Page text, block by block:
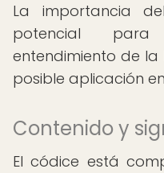
La importancia
potencial para
entendimiento de
posible aplicación
Contenido y
El códice está